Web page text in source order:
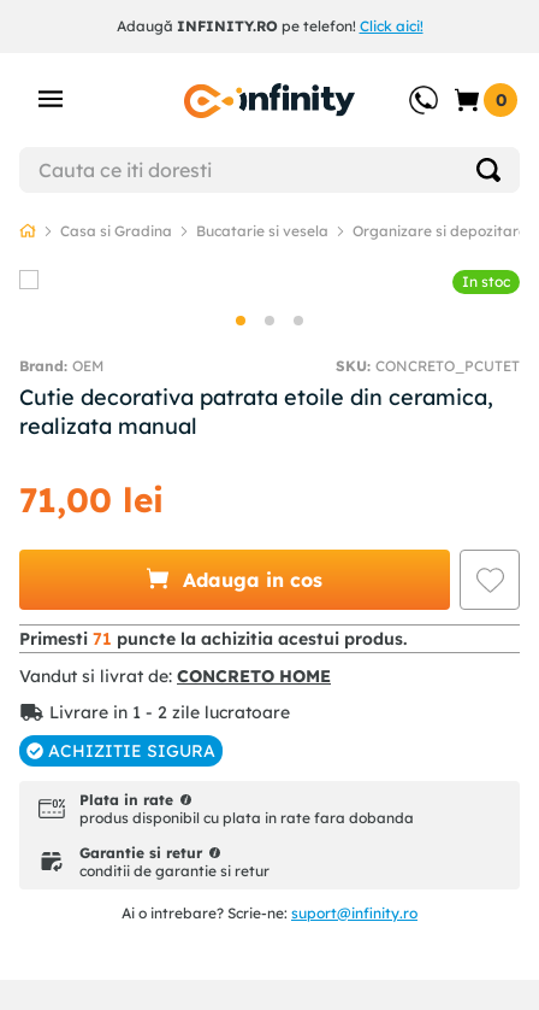
Adaugă INFINITY.ROpe telefon! Click aici!
0
Casa si Gradina Bucatarie si vesela Organizare si depozitare
In stoc
OEM SKU: CONCRETO_PCUTET
Cutie decorativa patrata etoile din ceramica,
realizata manual
71,00 lei
Adauga in cos
Primesti 71 puncte la achizitia acestui produs.
Vandut si livrat de: CONCRETO HOME
Livrare in 1 - 2 zile lucratoare
ACHIZITIE SIGURA
Plata in rate
produs disponibil cu plata in rate fara dobanda
Garantie si retur
conditii de garantie si retur
Ai o intrebare? Scrie-ne: suport@infinity.ro